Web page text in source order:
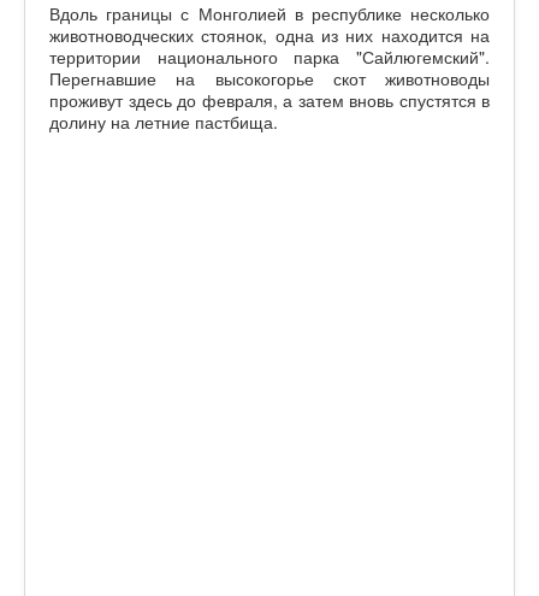
Вдоль границы с Монголией в республике несколько
животноводческих стоянок, одна из них находится на
территории национального парка "Сайлюгемский".
Перегнавшие на высокогорье скот животноводы
проживут здесь до февраля, а затем вновь спустятся в
долину на летние пастбища.